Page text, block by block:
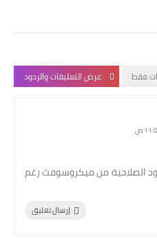
فقط
عرض التعليقات والردود
الصلاحية من ميكروسوفت رغم
إرسال تعليق